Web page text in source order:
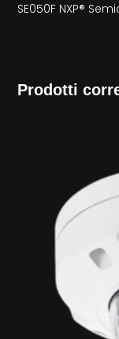
SE050F NXP®
Prodotti